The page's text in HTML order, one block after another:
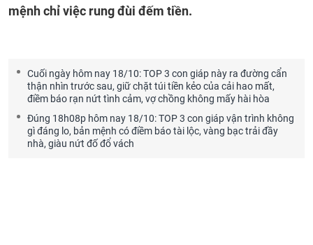
mệnh chỉ việc rung đùi đếm tiền.
Cuối ngày hôm nay 18/10: TOP 3 con giáp này ra đường cẩn
thận nhìn trước sau, giữ chặt túi tiền kẻo của cải hao mất,
điềm báo rạn nứt tình cảm, vợ chồng không mấy hài hòa
Đúng 18h08p hôm nay 18/10: TOP 3 con giáp vận trình không
gì đáng lo, bản mệnh có điềm báo tài lộc, vàng bạc trải đầy
nhà, giàu nứt đố đổ vách